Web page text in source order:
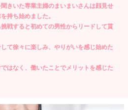
きいた専業主婦のまいまいさんは顔見せ
持ち始めました。
戦すると初めての男性からリードして貰
て徐々に楽しみ、やりがいを感じ始めた
はなく、働いたことでメリットを感じた